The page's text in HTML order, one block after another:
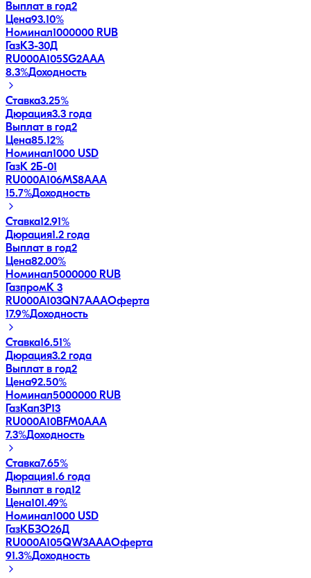
Выплат в год2
Цена93.10%
Номинал1000000 RUB
ГазКЗ-30Д
RU000A105SG2AAA
8.3%Доходность
Ставка3.25%
Дюрация3.3 года
Выплат в год2
Цена85.12%
Номинал1000 USD
ГазК 2Б-01
RU000A106MS8AAA
15.7%Доходность
Ставка12.91%
Дюрация1.2 года
Выплат в год2
Цена82.00%
Номинал5000000 RUB
ГазпромК 3
RU000A103QN7AAAОферта
17.9%Доходность
Ставка16.51%
Дюрация3.2 года
Выплат в год2
Цена92.50%
Номинал5000000 RUB
ГазКап3P13
RU000A10BFM0AAA
7.3%Доходность
Ставка7.65%
Дюрация1.6 года
Выплат в год12
Цена101.49%
Номинал1000 USD
ГазКБЗО26Д
RU000A105QW3AAAОферта
91.3%Доходность